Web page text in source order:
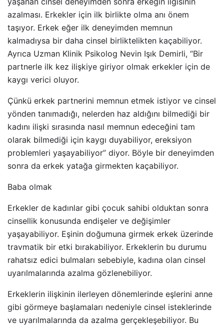
azalması. Erkekler için ilk birlikte olma anı önem
taşıyor. Erkek eğer ilk deneyimden memnun
kalmadıysa bir daha cinsel birliktelikten kaçabiliyor.
Ayrıca Uzman Klinik Psikolog Nevin Işık Demirli, “Bir
partnerle ilk kez ilişkiye giriyor olmak erkekler için de
kaygı verici oluyor.
Çünkü erkek partnerini memnun etmek istiyor ve cinsel
yönden tanımadığı, nelerden haz aldığını bilmediği bir
kadını ilişki sırasında nasıl memnun edeceğini tam
olarak bilmediği için kaygı duyabiliyor, ereksiyon
problemleri yaşayabiliyor” diyor. Böyle bir deneyimden
sonra da erkek yatağa girmekten kaçabiliyor.
Baba olmak
Erkekler de kadınlar gibi çocuk sahibi olduktan sonra
cinsellik konusunda endişeler ve değişimler
yaşayabiliyor. Eşinin doğumuna girmek erkek üzerinde
travmatik bir etki bırakabiliyor. Erkeklerin bu durumu
rahatsız edici bulmaları sebebiyle, kadına olan cinsel
uyarılmalarında azalma gözlenebiliyor.
Erkeklerin ilişkinin ilerleyen dönemlerinde eşlerini anne
gibi görmeye başlamaları nedeniyle cinsel isteklerinde
ve uyarılmalarında da azalma gerçekleşebiliyor. Bu